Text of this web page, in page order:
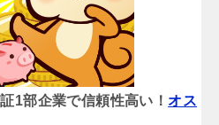
1部企業で信頼性高い！オス